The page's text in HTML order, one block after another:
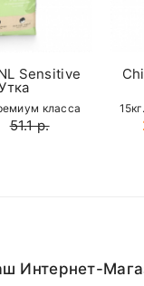
Sensitive
класса
51.1 р.
Интернет-